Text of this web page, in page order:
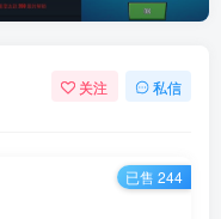
关注 私信
已售 244